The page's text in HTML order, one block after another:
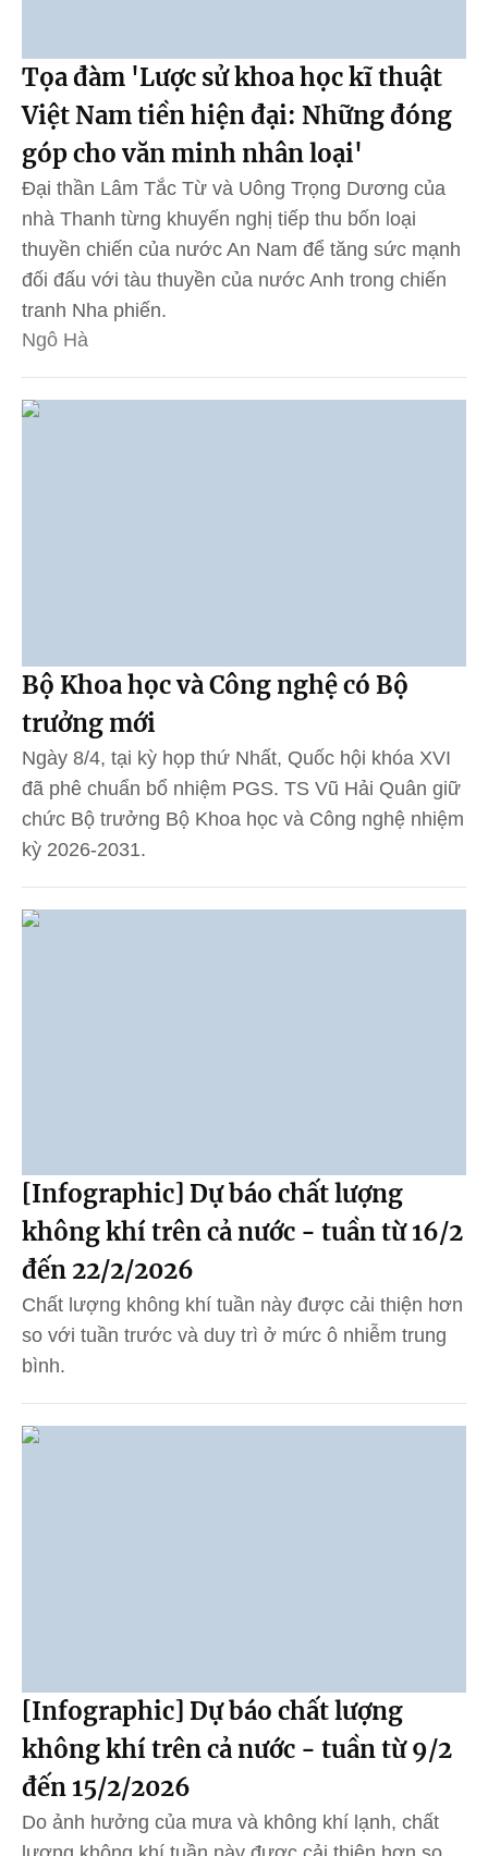
Tọa đàm 'Lược sử khoa học kĩ thuật
Việt Nam tiền hiện đại: Những đóng
góp cho văn minh nhân loại'
Đại thần Lâm Tắc Từ và Uông Trọng Dương của
nhà Thanh từng khuyến nghị tiếp thu bốn loại
thuyền chiến của nước An Nam để tăng sức mạnh
đối đấu với tàu thuyền của nước Anh trong chiến
tranh Nha phiến.
Ngô Hà
Bộ Khoa học và Công nghệ có Bộ
trưởng mới
Ngày 8/4, tại kỳ họp thứ Nhất, Quốc hội khóa XVI
đã phê chuẩn bổ nhiệm PGS. TS Vũ Hải Quân giữ
chức Bộ trưởng Bộ Khoa học và Công nghệ nhiệm
kỳ 2026-2031.
[Infographic] Dự báo chất lượng
không khí trên cả nước - tuần từ 16/2
đến 22/2/2026
Chất lượng không khí tuần này được cải thiện hơn
so với tuần trước và duy trì ở mức ô nhiễm trung
bình.
[Infographic] Dự báo chất lượng
không khí trên cả nước - tuần từ 9/2
đến 15/2/2026
Do ảnh hưởng của mưa và không khí lạnh, chất